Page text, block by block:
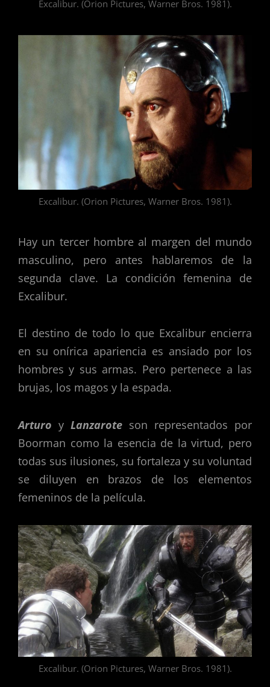
Excalibur. (Orion Pictures, Warner Bros. 1981).
Excalibur. (Orion Pictures, Warner Bros. 1981).
Hay un tercer hombre al margen del mundo
masculino, pero antes hablaremos de la
segunda clave. La condición femenina de
Excalibur.
El destino de todo lo que Excalibur encierra
en su onírica apariencia es ansiado por los
hombres y sus armas. Pero pertenece a las
brujas, los magos y la espada.
Arturo y Lanzarote son representados por
Boorman como la esencia de la virtud, pero
todas sus ilusiones, su fortaleza y su voluntad
se diluyen en brazos de los elementos
femeninos de la película.
Excalibur. (Orion Pictures, Warner Bros. 1981).